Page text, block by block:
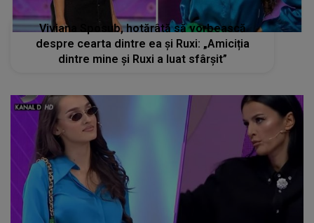
Viviana Sposub, hotărâtă să vorbească
despre cearta dintre ea și Ruxi: „Amiciția
dintre mine și Ruxi a luat sfârșit”